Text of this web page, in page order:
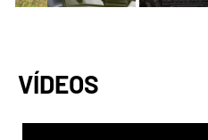
VÍDEOS